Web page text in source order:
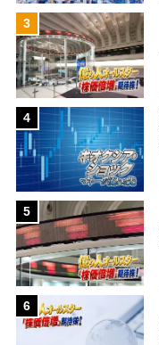
3
4
5
6